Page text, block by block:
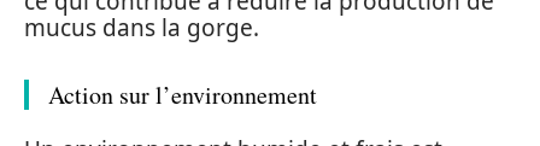
mucus dans la gorge.
Action sur l’environnement